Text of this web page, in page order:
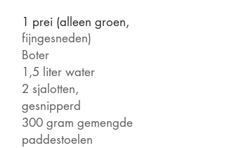
1 prei (alleen groen,
fijngesneden)
Boter
1,5 liter water
2 sjalotten,
gesnipperd
300 gram gemengde
paddestoelen